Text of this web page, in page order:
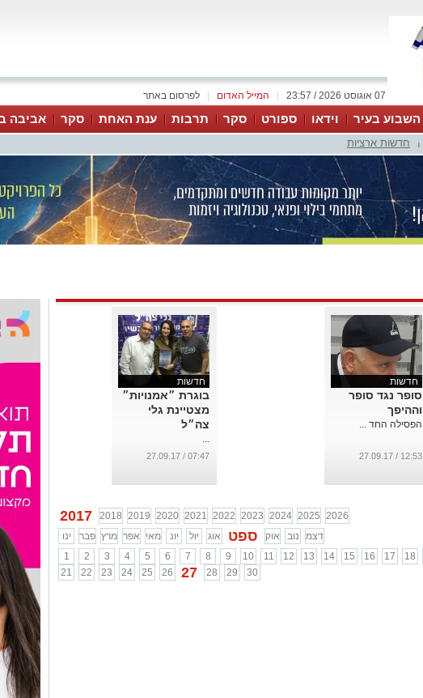
לפרסום באתר המייל האדום 07 אוגוסט 2026 / 23:57
השבוע בעיר וידאו ספורט סקר תרבות ענת האחת סקר אביבה
חדשות ארציות
חדשות
סופר נגד סופר
וההיפך
הפסילה החד ...
12:53 / 27.09.17
חדשות
בוגרת ״אמנויות״
מצטיינת גלי
צה״ל
...
07:47 / 27.09.17
2017 2018 2019 2020 2021 2022 2023 2024 2025 2026
ינו
פבר מרץ אפר מאי יונ יול אוג ספט אוק נוב
דצמ
1
2 3 4 5 6 7 8 9 10 11 12 13 14 15 16 17 18
21
22 23 24 25 26 27 28 29 30